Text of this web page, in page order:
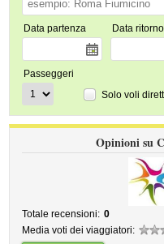
Data partenza Data ritorno
Passeggeri
Solo voli
Opinioni su
Totale recensioni: 0
Media voti dei viaggiatori: